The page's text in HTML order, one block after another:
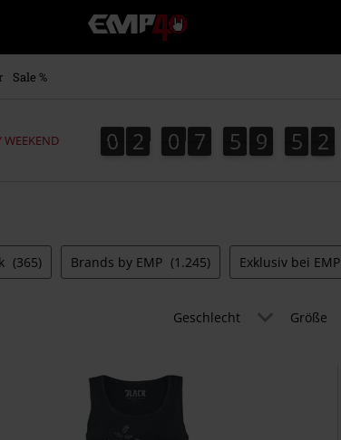
EMP
Merchandise
-
Rock
&
Sale %
WEEKEND 0
0 2
2 0
0 7
7 5
5 9
9 5
5 0
1
0
2
1
(365) Brands by EMP (1.245) Exklusiv bei EMP
Geschlecht Größe